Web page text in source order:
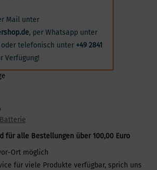
Mail unter
, per Whatsapp unter
oder telefonisch unter +49 2841
Verfügung!
für alle Bestellungen über 100,00 Euro
Ort möglich
für viele Produkte verfügbar, sprich uns